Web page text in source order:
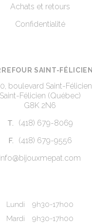
Achats et retours
Confidentialité
SAINT-FÉLICIEN
boulevard Saint-Félicien
Saint-Félicien (Québec)
G8K 2N6
T. (418) 679-8069
F.
(418) 679-9556
info@bijouxmepat.com
Lundi
9h30-17h00
Mardi
9h30-17h00